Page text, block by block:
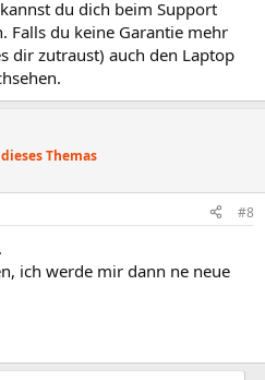
du dich beim Support
Falls du keine Garantie mehr
dir zutraust) auch den Laptop
Themas
#8
ich werde mir dann ne neue